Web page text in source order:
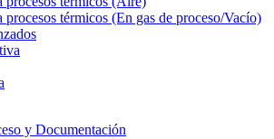
procesos térmicos (En gas de proceso/Vacío)
y Documentación